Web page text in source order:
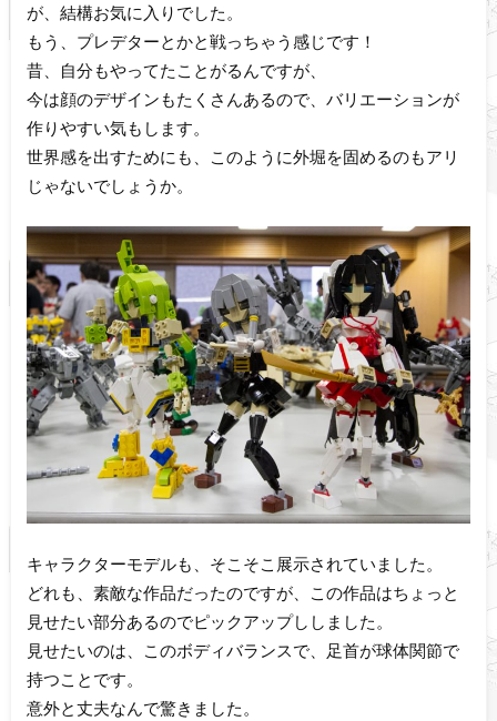
が、結構お気に入りでした。
もう、プレデターとかと戦っちゃう感じです！
昔、自分もやってたことがるんですが、
今は顔のデザインもたくさんあるので、バリエーションが
作りやすい気もします。
世界感を出すためにも、このように外堀を固めるのもアリ
じゃないでしょうか。
キャラクターモデルも、そこそこ展示されていました。
どれも、素敵な作品だったのですが、この作品はちょっと
見せたい部分あるのでピックアップししました。
見せたいのは、このボディバランスで、足首が球体関節で
持つことです。
意外と丈夫なんで驚きました。